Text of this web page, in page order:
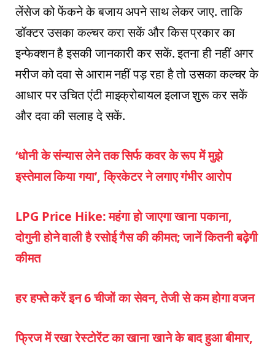
लेंसेज को फेंकने के बजाय अपने साथ लेकर जाए. ताकि
डॉक्‍टर उसका कल्‍चर करा सकें और किस प्रकार का
इन्‍फेक्‍शन है इसकी जानकारी कर सकें. इतना ही नहीं अगर
मरीज को दवा से आराम नहीं पड़ रहा है तो उसका कल्‍चर के
आधार पर उचित एंटी माइक्रोबायल इलाज शुरू कर सकें
और दवा की सलाह दे सकें.
‘धोनी के संन्‍यास लेने तक सिर्फ कवर के रूप में मुझे
इस्‍तेमाल किया गया’, क्रिकेटर ने लगाए गंभीर आरोप
LPG Price Hike: महंगा हो जाएगा खाना पकाना,
दोगुनी होने वाली है रसोई गैस की कीमत; जानें कितनी बढ़ेगी
कीमत
हर हफ्ते करें इन 6 चीजों का सेवन, तेजी से कम होगा वजन
फ्रिज में रखा रेस्टोरेंट का खाना खाने के बाद हुआ बीमार,